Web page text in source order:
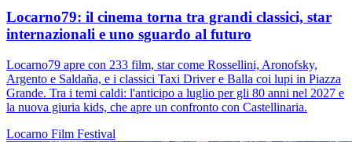
Locarno79: il cinema torna tra grandi classici, star
internazionali e uno sguardo al futuro
Locarno79 apre con 233 film, star come Rossellini, Aronofsky,
Argento e Saldaña, e i classici Taxi Driver e Balla coi lupi in Piazza
Grande. Tra i temi caldi: l'anticipo a luglio per gli 80 anni nel 2027 e
la nuova giuria kids, che apre un confronto con Castellinaria.
Locarno Film Festival